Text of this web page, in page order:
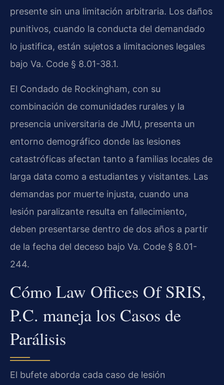
presente sin una limitación arbitraria. Los daños
punitivos, cuando la conducta del demandado
lo justifica, están sujetos a limitaciones legales
bajo Va. Code § 8.01-38.1.
El Condado de Rockingham, con su
combinación de comunidades rurales y la
presencia universitaria de JMU, presenta un
entorno demográfico donde las lesiones
catastróficas afectan tanto a familias locales de
larga data como a estudiantes y visitantes. Las
demandas por muerte injusta, cuando una
lesión paralizante resulta en fallecimiento,
deben presentarse dentro de dos años a partir
de la fecha del deceso bajo Va. Code § 8.01-
244.
Cómo Law Offices Of SRIS,
P.C. maneja los Casos de
Parálisis
El bufete aborda cada caso de lesión